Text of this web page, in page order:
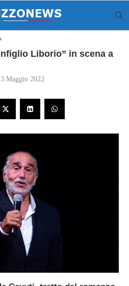
Liborio” in scena a
3 Maggio 2022